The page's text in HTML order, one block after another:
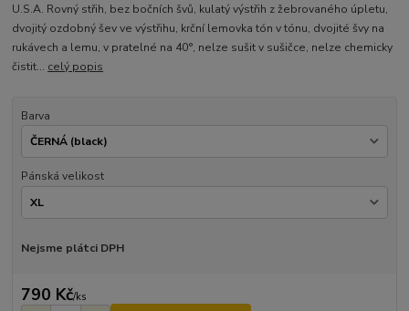
U.S.A. Rovný střih, bez bočních švů, kulatý výstřih z žebrovaného úpletu,
dvojitý ozdobný šev ve výstřihu, krční lemovka tón v tónu, dvojité švy na
rukávech a lemu, v pratelné na 40°, nelze sušit v sušičce, nelze chemicky
čistit... celý popis
Barva
Pánská velikost
Nejsme plátci DPH
790 Kč/ks